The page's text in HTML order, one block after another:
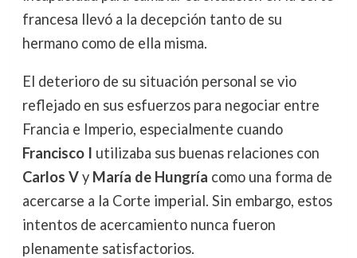
francesa llevó a la decepción tanto de su
hermano como de ella misma.
El deterioro de su situación personal se vio
reflejado en sus esfuerzos para negociar entre
Francia e Imperio, especialmente cuando
Francisco I utilizaba sus buenas relaciones con
Carlos Vy María de Hungría como una forma de
acercarse a la Corte imperial. Sin embargo, estos
intentos de acercamiento nunca fueron
plenamente satisfactorios.